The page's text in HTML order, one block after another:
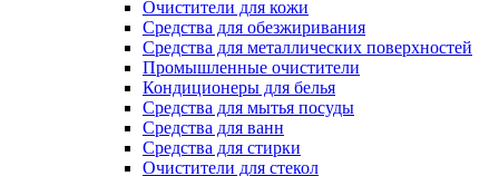
Очистители для кожи
Средства для обезжиривания
Средства для металлических поверхностей
Промышленные очистители
Кондиционеры для белья
Средства для мытья посуды
Средства для ванн
Средства для стирки
Очистители для стекол